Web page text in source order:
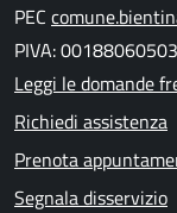
PEC
PIVA: 00188060503
Leggi le domande
Richiedi assistenza
Prenota
Segnala disservizio